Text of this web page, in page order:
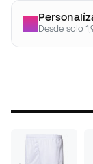
Desde solo